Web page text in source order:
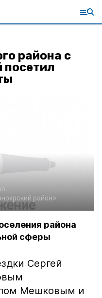
района с
посетил
район»
района
сферы
Сергей
Мешковым и